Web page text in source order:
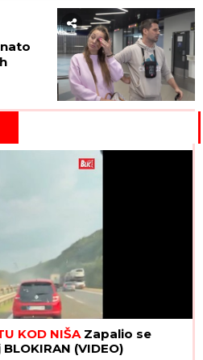
KOD NIŠA Zapalio se
(VIDEO)